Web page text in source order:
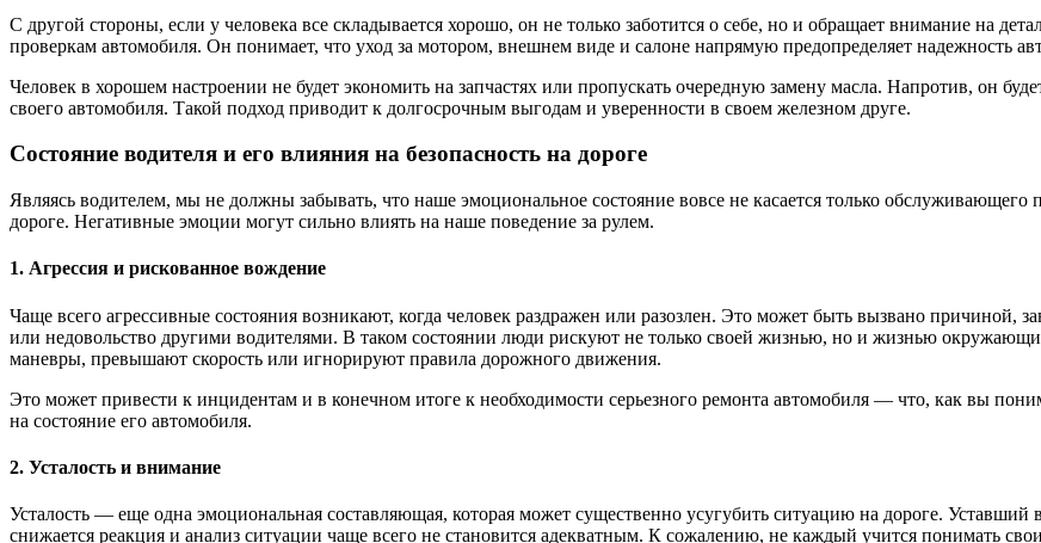
С другой стороны, если у человека все складывается хорошо, он не только заботится о себе, но и обращает внимание на
проверкам автомобиля. Он понимает, что уход за мотором, внешнем виде и салоне напрямую предопределяет надежность
Человек в хорошем настроении не будет экономить на запчастях или пропускать очередную замену масла. Напротив, он
своего автомобиля. Такой подход приводит к долгосрочным выгодам и уверенности в своем железном друге.
Состояние водителя и его влияния на безопасность на дороге
Являясь водителем, мы не должны забывать, что наше эмоциональное состояние вовсе не касается только
дороге. Негативные эмоции могут сильно влиять на наше поведение за рулем.
1. Агрессия и рискованное вождение
Чаще всего агрессивные состояния возникают, когда человек раздражен или разозлен. Это может быть вызвано причиной,
или недовольство другими водителями. В таком состоянии люди рискуют не только своей жизнью, но и жизнью
маневры, превышают скорость или игнорируют правила дорожного движения.
Это может привести к инцидентам и в конечном итоге к необходимости серьезного ремонта автомобиля — что, как вы
на состояние его автомобиля.
2. Усталость и внимание
Усталость — еще одна эмоциональная составляющая, которая может существенно усугубить ситуацию на дороге.
снижается реакция и анализ ситуации чаще всего не становится адекватным. К сожалению, не каждый учится понимать